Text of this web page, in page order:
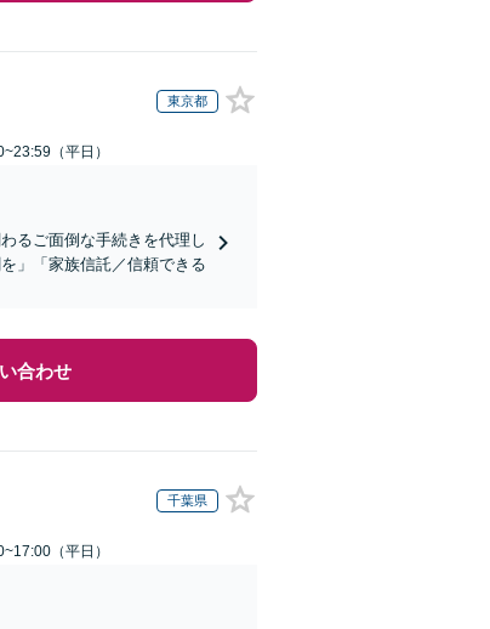
東京都
（平日）
るご面倒な手続きを代理し
」「家族信託／信頼できる
合わせ
千葉県
（平日）